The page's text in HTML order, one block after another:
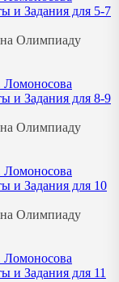
и Задания для 5-7
Олимпиаду
и Задания для 8-9
Олимпиаду
и Задания для 10
Олимпиаду
и Задания для 11